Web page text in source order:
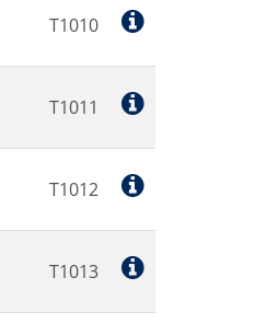
T1010
T1011
T1012
T1013